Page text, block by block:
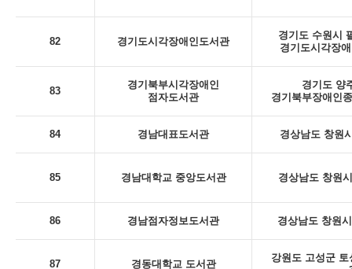
82 경기도시각장애인도서관
경기도 수원시
경기도시각장
83
경기북부시각장애인
점자도서관
경기도 양
경기북부장애인
84 경남대표도서관 경상남도 창원
85 경남대학교 중앙도서관 경상남도 창원
86 경남점자정보도서관 경상남도 창원
87 경동대학교 도서관
강원도 고성군